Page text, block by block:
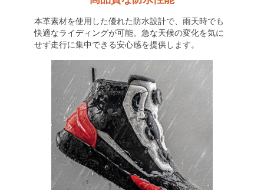
本革素材を使用した優れた防水設計で、雨天時でも
快適なライディングが可能。急な天候の変化を気に
せず走行に集中できる安心感を提供します。